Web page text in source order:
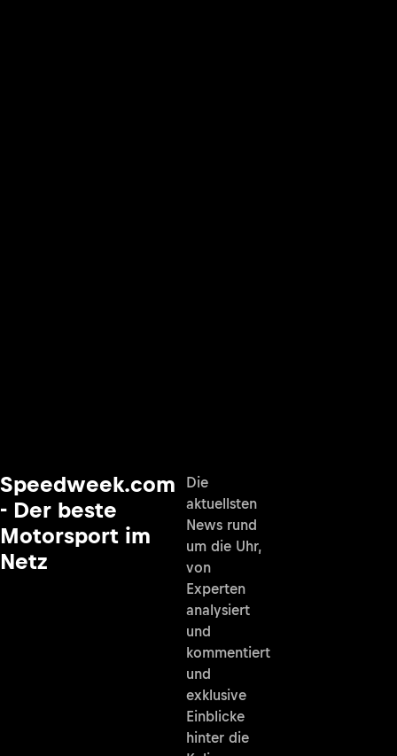
Speedweek.com
- Der beste
Motorsport im
Netz
Die
aktuellsten
News rund
um die Uhr,
von
Experten
analysiert
und
kommentiert
und
exklusive
Einblicke
hinter die